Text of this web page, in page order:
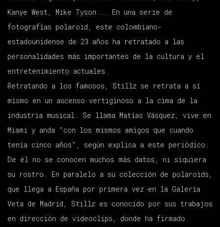
Kanye West, Mike Tyson... En una serie de
fotografías polaroid, este colombiano-
estadounidense de 23 años ha retratado a las
personalidades más importantes de la cultura y el
entretenimiento actuales.
Retratando a los famosos, Stillz se retrata a sí
mismo en un ascenso vertiginoso a la cima de la
industria musical. Se llama Matías Vásquez, vive en
Miami y anda "con los mismos amigos que cuando
tenía cinco años", según explica a este periódico.
De él no se conocen muchos más datos, ni siquiera
su rostro. En paralelo a su colección de polaroids,
que llega a España por primera vez en la Galería
Veta de Madrid, Stillz es conocido por sus trabajos
en dirección de videoclips, donde ha firmado